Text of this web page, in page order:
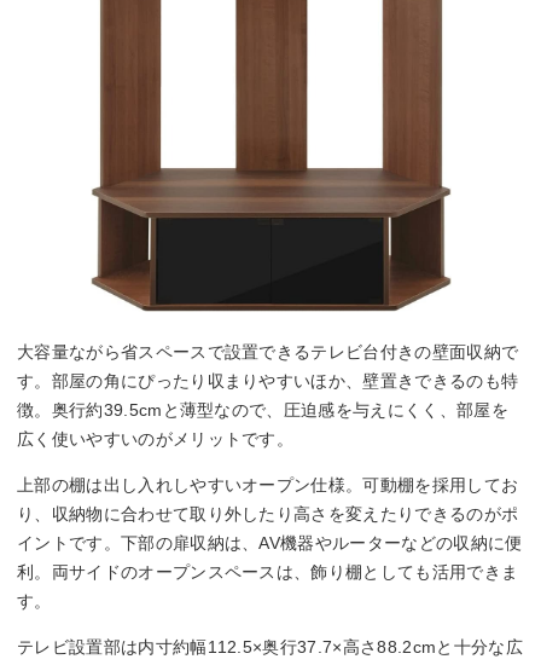
大容量ながら省スペースで設置できるテレビ台付きの壁面収納で
す。部屋の角にぴったり収まりやすいほか、壁置きできるのも特
徴。奥行約39.5cmと薄型なので、圧迫感を与えにくく、部屋を
広く使いやすいのがメリットです。
上部の棚は出し入れしやすいオープン仕様。可動棚を採用してお
り、収納物に合わせて取り外したり高さを変えたりできるのがポ
イントです。下部の扉収納は、AV機器やルーターなどの収納に便
利。両サイドのオープンスペースは、飾り棚としても活用できま
す。
テレビ設置部は内寸約幅112.5×奥行37.7×高さ88.2cmと十分な広